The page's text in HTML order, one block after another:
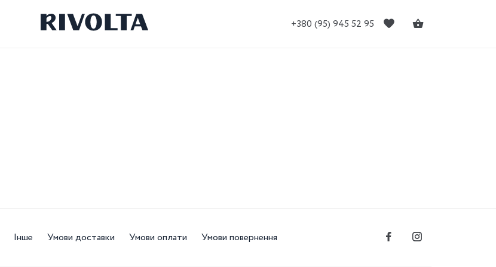
+380 (95) 945 52 95
Інше Умови доставки Умови оплати Умови повернення